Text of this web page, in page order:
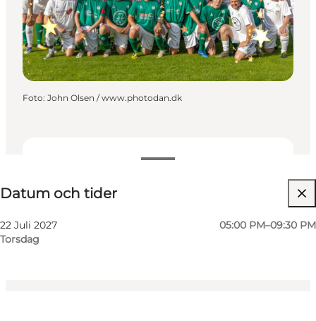
Datum och tider
22 Juli 2027
Torsdag
05:00 PM–09:30 PM
Besök webbplats
Children, Friends, My partner, Myself
Foto: John Olsen / www.photodan.dk